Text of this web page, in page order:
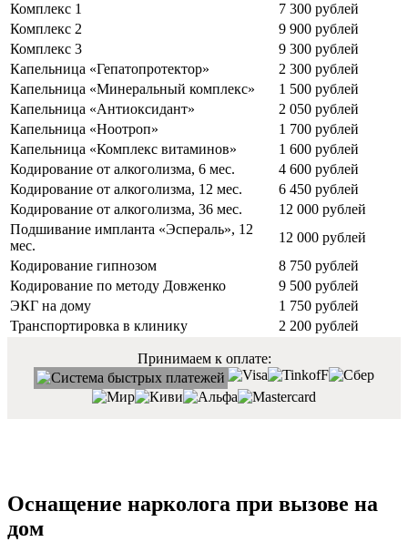
Комплекс 1
7 300 рублей
Комплекс 2
9 900 рублей
Комплекс 3
9 300 рублей
Капельница «Гепатопротектор»
2 300 рублей
Капельница «Минеральный комплекс»
1 500 рублей
Капельница «Антиоксидант»
2 050 рублей
Капельница «Ноотроп»
1 700 рублей
Капельница «Комплекс витаминов»
1 600 рублей
Кодирование от алкоголизма, 6 мес.
4 600 рублей
Кодирование от алкоголизма, 12 мес.
6 450 рублей
Кодирование от алкоголизма, 36 мес.
12 000 рублей
Подшивание импланта «Эспераль», 12
мес.
12 000 рублей
Кодирование гипнозом
8 750 рублей
Кодирование по методу Довженко
9 500 рублей
ЭКГ на дому
1 750 рублей
Транспортировка в клинику
2 200 рублей
Принимаем к оплате:
Оснащение нарколога при вызове на
дом